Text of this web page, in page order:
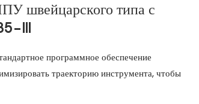
швейцарского типа с
III
программное обеспечение
траекторию инструмента, чтобы